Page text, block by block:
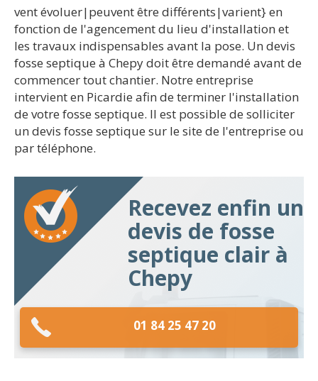
vent évoluer|peuvent être différents|varient} en
fonction de l'agencement du lieu d'installation et
les travaux indispensables avant la pose. Un devis
fosse septique à Chepy doit être demandé avant de
commencer tout chantier. Notre entreprise
intervient en Picardie afin de terminer l'installation
de votre fosse septique. Il est possible de solliciter
un devis fosse septique sur le site de l'entreprise ou
par téléphone.
Recevez enfin un
devis de fosse
septique clair à
Chepy
01 84 25 47 20